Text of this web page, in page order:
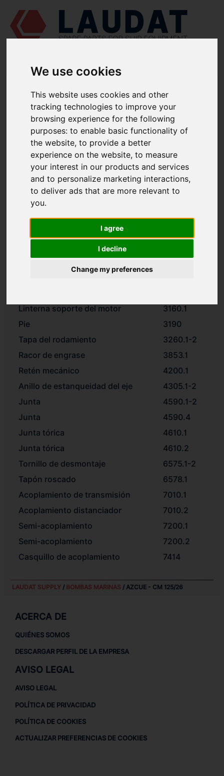
We use cookies
This website uses cookies and other
tracking technologies to improve your
browsing experience for the following
purposes:to enable basic functionality of
the website,to provide a better
experience on the website,to measure
your interest in our products and services
and to personalize marketing interactions,
to deliver ads that are more relevant to
you.
I agree
I decline
Change my preferences
LAUDAT SUPPLY - AZCUE CM 125/26
REPUESTOS
Voluta
1112
Tapa del cuerpo
1221.1
Anillo de desgaste
1500.1
Anillo de desgaste
2100.1
Linterna soporte del motor
3160.1
Pie
3190
Tapa del rodamiento
3260.1-2
Racor de engrase
3853.1
Retén mecánico
4200.1
Anillo de estanqueidad del eje
4305.1-2
Junta
4590.1-2
Junta
4590.4
Junta tórica
4610.1
Junta tórica
4610.2
Tornillo de desmontaje
6575.1-2
Tapón roscado
6578.1
Acoplamiento de transmisión
7010.1
Acoplamiento distanciador
7010.2
Semi-acoplamiento
7200.1
Semi-acoplamiento
7200.2
Casquillo de acoplamiento
7414
LAUDAT SUPPLY/ BOMBAS MARINAS / AZCUE - CM 125/26
ACERCA DE
QUIÉNES SOMOS
DESCARGAR PERFIL DE LA EMPRESA
AVISO LEGAL
AVISO LEGAL
POLÍTICA DE PRIVACIDAD
POLÍTICA DE COOKIES
ACTUALIZAR PREFERENCIAS DE COOKIES